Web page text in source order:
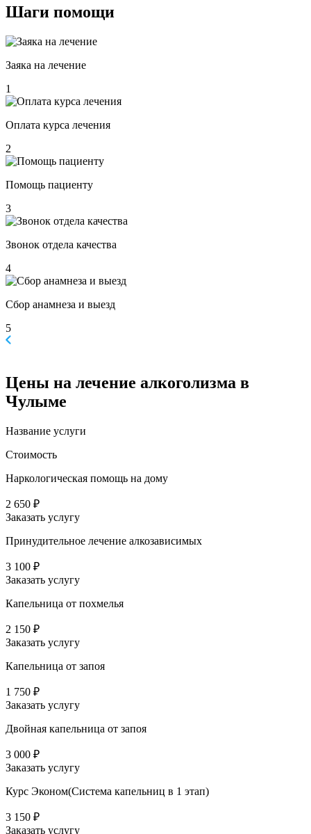
Шаги помощи
Заяка на лечение
1
Оплата курса лечения
2
Помощь пациенту
3
Звонок отдела качества
4
Сбор анамнеза и выезд
5
Цены на лечение алкоголизма в
Чулыме
Название услуги
Стоимость
Наркологическая помощь на дому
2 650 ₽
Заказать услугу
Принудительное лечение алкозависимых
3 100 ₽
Заказать услугу
Капельница от похмелья
2 150 ₽
Заказать услугу
Капельница от запоя
1 750 ₽
Заказать услугу
Двойная капельница от запоя
3 000 ₽
Заказать услугу
Курс Эконом(Система капельниц в 1 этап)
3 150 ₽
Заказать услугу